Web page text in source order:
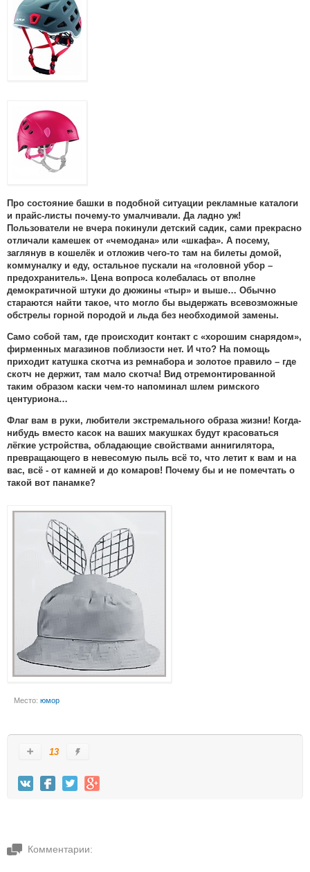
Про состояние башки в подобной ситуации рекламные каталоги
и прайс-листы почему-то умалчивали. Да ладно уж!
Пользователи не вчера покинули детский садик, сами прекрасно
отличали камешек от «чемодана» или «шкафа». А посему,
заглянув в кошелёк и отложив чего-то там на билеты домой,
коммуналку и еду, остальное пускали на «головной убор –
предохранитель». Цена вопроса колебалась от вполне
демократичной штуки до дюжины «тыр» и выше… Обычно
стараются найти такое, что могло бы выдержать всевозможные
обстрелы горной породой и льда без необходимой замены.
Само собой там, где происходит контакт с «хорошим снарядом»,
фирменных магазинов поблизости нет. И что? На помощь
приходит катушка скотча из ремнабора и золотое правило – где
скотч не держит, там мало скотча! Вид отремонтированной
таким образом каски чем-то напоминал шлем римского
центуриона…
Флаг вам в руки, любители экстремального образа жизни! Когда-
нибудь вместо касок на ваших макушках будут красоваться
лёгкие устройства, обладающие свойствами аннигилятора,
превращающего в невесомую пыль всё то, что летит к вам и на
вас, всё - от камней и до комаров! Почему бы и не помечтать о
такой вот панамке?
Место: юмор
13
Комментарии: